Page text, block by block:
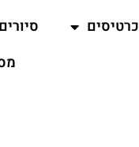
כרטיסים סיורים